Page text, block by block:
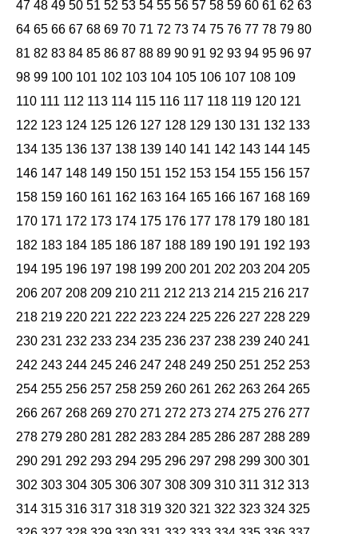
47 48 49 50 51 52 53 54 55 56 57 58 59 60 61 62 63
64 65 66 67 68 69 70 71 72 73 74 75 76 77 78 79 80
81 82 83 84 85 86 87 88 89 90 91 92 93 94 95 96 97
98 99 100 101 102 103 104 105 106 107 108 109
110 111 112 113 114 115 116 117 118 119 120 121
122 123 124 125 126 127 128 129 130 131 132 133
134 135 136 137 138 139 140 141 142 143 144 145
146 147 148 149 150 151 152 153 154 155 156 157
158 159 160 161 162 163 164 165 166 167 168 169
170 171 172 173 174 175 176 177 178 179 180 181
182 183 184 185 186 187 188 189 190 191 192 193
194 195 196 197 198 199 200 201 202 203 204 205
206 207 208 209 210 211 212 213 214 215 216 217
218 219 220 221 222 223 224 225 226 227 228 229
230 231 232 233 234 235 236 237 238 239 240 241
242 243 244 245 246 247 248 249 250 251 252 253
254 255 256 257 258 259 260 261 262 263 264 265
266 267 268 269 270 271 272 273 274 275 276 277
278 279 280 281 282 283 284 285 286 287 288 289
290 291 292 293 294 295 296 297 298 299 300 301
302 303 304 305 306 307 308 309 310 311 312 313
314 315 316 317 318 319 320 321 322 323 324 325